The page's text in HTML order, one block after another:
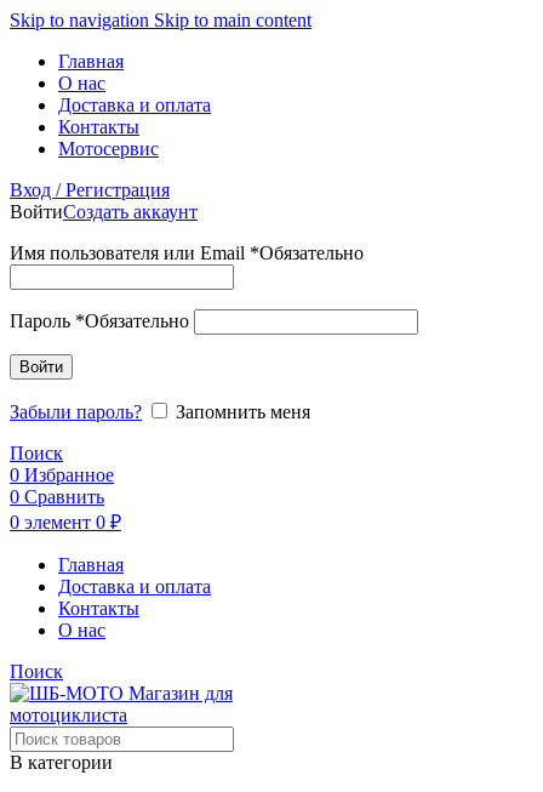
Skip to navigation Skip to main content
Главная
О нас
Доставка и оплата
Контакты
Мотосервис
Вход / Регистрация
ВойтиСоздать аккаунт
Имя пользователя или Email *Обязательно
Пароль *Обязательно
Войти
Забыли пароль?
Запомнить меня
Поиск
0 Избранное
0 Сравнить
0 элемент 0 ₽
Главная
Доставка и оплата
Контакты
О нас
Поиск
В категории